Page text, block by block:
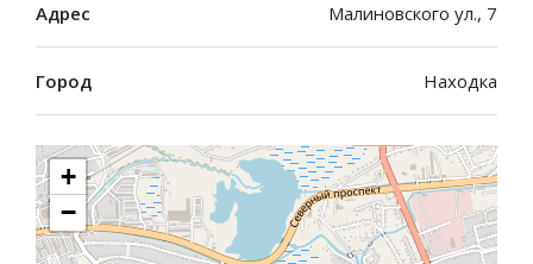
Адрес Малиновского ул., 7
Город Находка
+
−